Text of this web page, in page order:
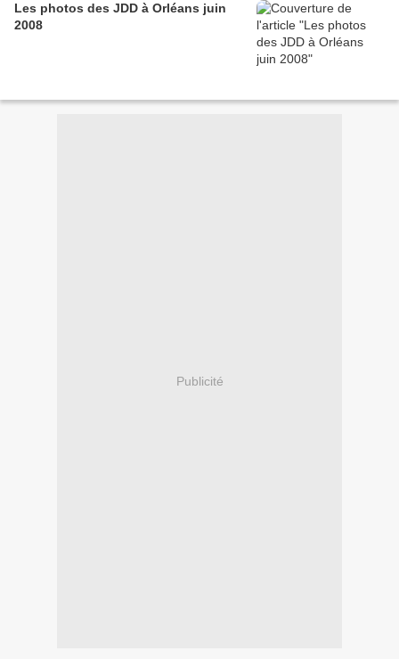
Les photos des JDD à Orléans juin
2008
Publicité